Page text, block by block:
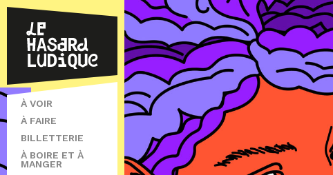
À VOIR
À FAIRE
BILLETTERIE
À BOIRE ET À
MANGER